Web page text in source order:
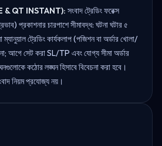
& QT INSTANT): সংবাদ ট্রেডিং ফরেক্স
প্রকাশনার চারপাশে সীমাবদ্ধ: ঘটনা ঘটার ৫
ট্রেডিং কার্যকলাপ (পজিশন বা অর্ডার খোলা/
আগে সেট করা SL/TP এবং যোগ্য সীমা অর্ডার
কঠোর লঙ্ঘন হিসাবে বিবেচনা করা হবে।
নিয়ম প্রযোজ্য নয়।